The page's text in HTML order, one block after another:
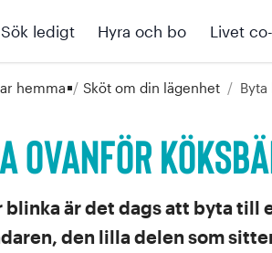
Sök ledigt Hyra och bo Livet
ovanför
hemma / Sköt om din lägenhet /
blinka är det dags att byta till
den lilla delen som